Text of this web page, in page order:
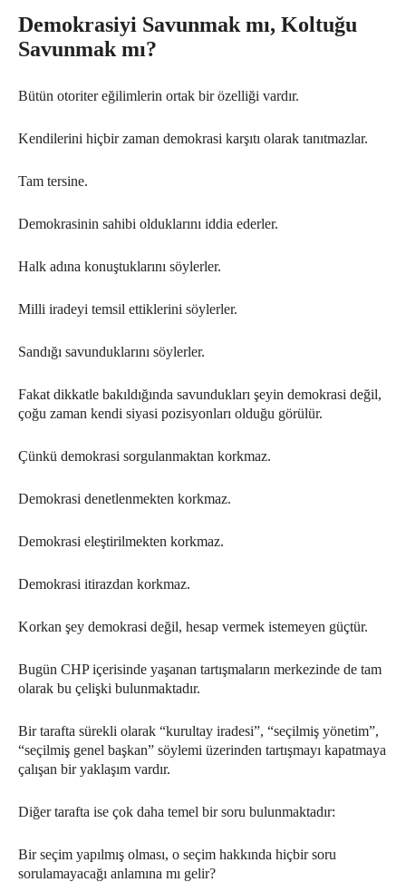
Demokrasiyi Savunmak mı, Koltuğu
Savunmak mı?
Bütün otoriter eğilimlerin ortak bir özelliği vardır.
Kendilerini hiçbir zaman demokrasi karşıtı olarak tanıtmazlar.
Tam tersine.
Demokrasinin sahibi olduklarını iddia ederler.
Halk adına konuştuklarını söylerler.
Milli iradeyi temsil ettiklerini söylerler.
Sandığı savunduklarını söylerler.
Fakat dikkatle bakıldığında savundukları şeyin demokrasi değil,
çoğu zaman kendi siyasi pozisyonları olduğu görülür.
Çünkü demokrasi sorgulanmaktan korkmaz.
Demokrasi denetlenmekten korkmaz.
Demokrasi eleştirilmekten korkmaz.
Demokrasi itirazdan korkmaz.
Korkan şey demokrasi değil, hesap vermek istemeyen güçtür.
Bugün CHP içerisinde yaşanan tartışmaların merkezinde de tam
olarak bu çelişki bulunmaktadır.
Bir tarafta sürekli olarak “kurultay iradesi”, “seçilmiş yönetim”,
“seçilmiş genel başkan” söylemi üzerinden tartışmayı kapatmaya
çalışan bir yaklaşım vardır.
Diğer tarafta ise çok daha temel bir soru bulunmaktadır:
Bir seçim yapılmış olması, o seçim hakkında hiçbir soru
sorulamayacağı anlamına mı gelir?